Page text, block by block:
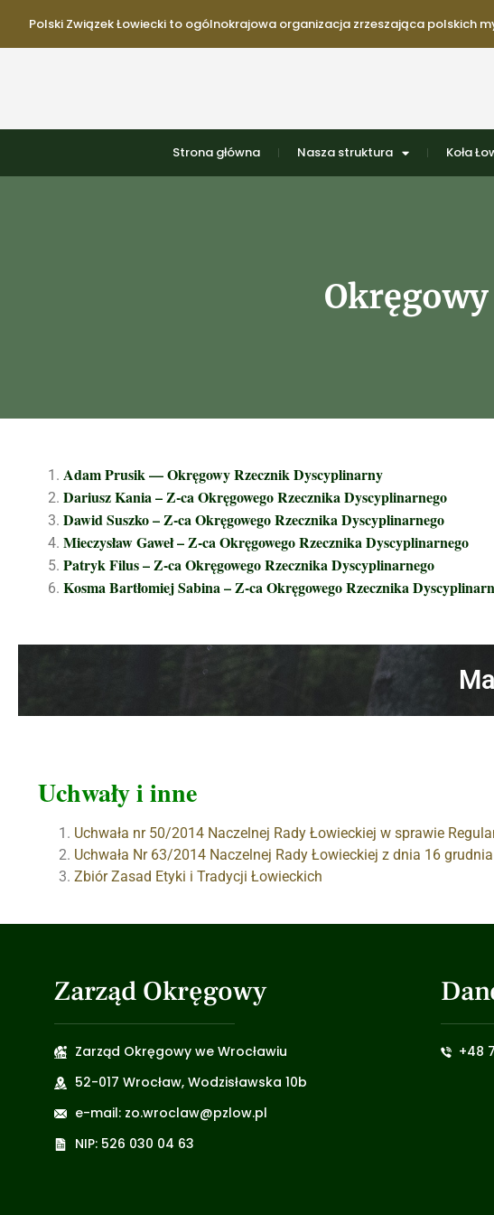
Polski Związek Łowiecki to ogólnokrajowa organizacja zrzeszająca polskich
Strona główna Nasza struktura Koła
Adam Prusik — Okręgowy Rzecznik Dyscyplinarny
Dariusz Kania – Z-ca Okręgowego Rzecznika Dyscyplinarnego
Dawid Suszko – Z-ca Okręgowego Rzecznika Dyscyplinarnego
Mieczysław Gaweł – Z-ca Okręgowego Rzecznika Dyscyplinarnego
Patryk Filus – Z-ca Okręgowego Rzecznika Dyscyplinarnego
Kosma Bartłomiej Sabina – Z-ca Okręgowego Rzecznika
Uchwały i inne
Uchwała nr 50/2014 Naczelnej Rady Łowieckiej w sprawie
Uchwała Nr 63/2014 Naczelnej Rady Łowieckiej z dnia 16
Zbiór Zasad Etyki i Tradycji Łowieckich
Zarząd Okręgowy
Zarząd Okręgowy we Wrocławiu
52-017 Wrocław, Wodzisławska 10b
e-mail: zo.wroclaw@pzlow.pl
NIP: 526 030 04 63
+48